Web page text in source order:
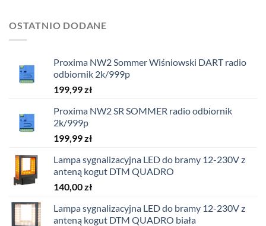
OSTATNIO DODANE
Proxima NW2 Sommer Wiśniowski DART radio
odbiornik 2k/999p
199,99zł
Proxima NW2 SR SOMMER radio odbiornik
2k/999p
199,99zł
Lampa sygnalizacyjna LED do bramy 12-230V z
anteną kogut DTM QUADRO
140,00zł
Lampa sygnalizacyjna LED do bramy 12-230V z
anteną kogut DTM QUADRO biała